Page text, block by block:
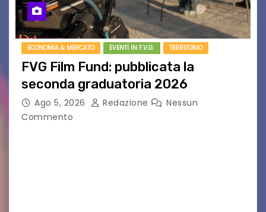
ECONOMIA & MERCATO EVENTI IN F.V.G. TERRITORIO
FVG Film Fund: pubblicata la
seconda graduatoria 2026
Ago 5, 2026 Redazione
Nessun
Commento